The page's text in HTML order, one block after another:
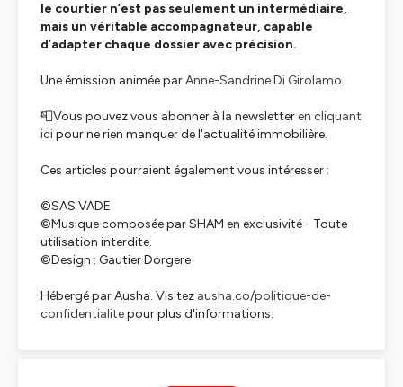
le courtier n’est pas seulement un intermédiaire,
mais un véritable accompagnateur, capable
d’adapter chaque dossier avec précision.
Une émission animée parAnne-Sandrine Di Girolamo.
📮Vous pouvez vous abonner à la newsletteren cliquant
icipour ne rien manquer de l'actualité immobilière.
Ces articles pourraient également vous intéresser :
©️SAS VADE
©️Musique composée par SHAM en exclusivité - Toute
utilisation interdite.
©️Design : Gautier Dorgere
Hébergé par Ausha. Visitez ausha.co/politique-de-
confidentialitepour plus d'informations.